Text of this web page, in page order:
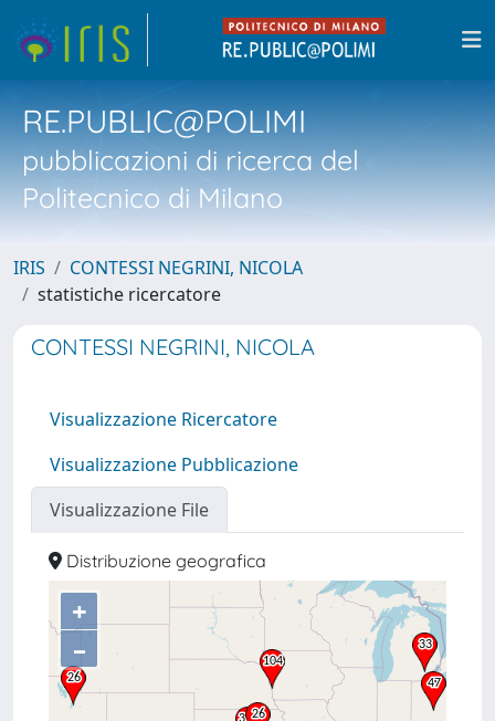
RE.PUBLIC@POLIMI
pubblicazioni di ricerca del
Politecnico di Milano
IRIS
CONTESSI NEGRINI, NICOLA
statistiche ricercatore
CONTESSI NEGRINI, NICOLA
Visualizzazione Ricercatore
Visualizzazione Pubblicazione
Visualizzazione File
Distribuzione geografica
+
–